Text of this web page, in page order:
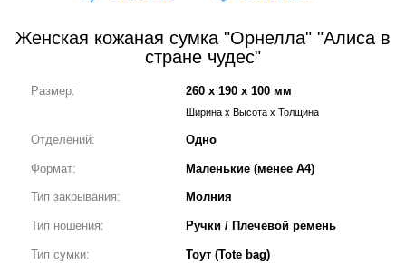
Женская кожаная сумка "Орнелла" "Алиса в
стране чудес"
Размер: 260 x 190 x 100 мм
Ширина x Высота x Толщина
Отделений: Одно
Формат: Маленькие (менее А4)
Тип закрывания: Молния
Тип ношения: Ручки / Плечевой ремень
Тип сумки: Тоут (Tote bag)